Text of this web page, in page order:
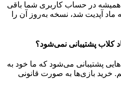
همیشه در حساب کاربری شما باقی
ماد آپدیت شد، نسخه به‌روز آن را
کلاب پشتیبانی نمی‌شود؟
پشتیبانی می‌شود که ما خود به
خرید بازی‌ها به صورت قانونی